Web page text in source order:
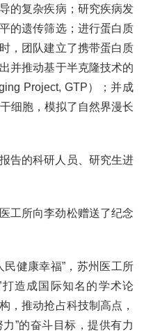
的复杂疾病；研究疾病发
的遗传筛选；进行蛋白质
，团队建立了携带蛋白质
并推动基于半克隆技术的
Project, GTP）；并成
细胞，模拟了自然界漫长
告的科研人员、研究生进
工所向李劲松赠送了纪念
健康幸福”，苏州医工所
打造成国际知名的学术论
，推动抢占科技制高点，
力”的奋斗目标，提供有力